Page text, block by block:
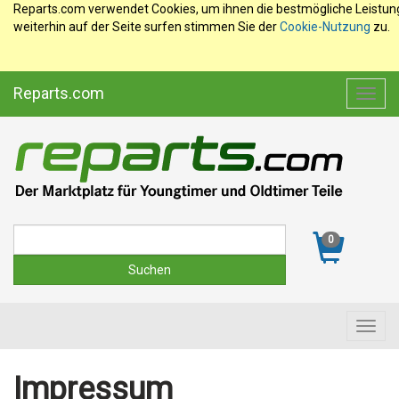
Reparts.com verwendet Cookies, um ihnen die bestmögliche
weiterhin auf der Seite surfen stimmen Sie derCookie-Nutzung zu.
Reparts.com
0
Impressum